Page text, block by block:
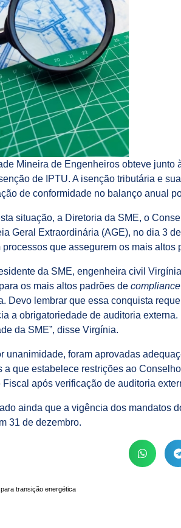
Mineira de Engenheiros obteve
de IPTU. A isenção tributária e
de conformidade no balanço anual
situação, a Diretoria da SME, o
Geral Extraordinária (AGE), no dia 3
processos que assegurem os mais
da SME, engenheira civil
os mais altos padrões de compliance
Devo lembrar que essa conquista
a obrigatoriedade de auditoria
da SME”, disse Virgínia.
unanimidade, foram aprovadas
a que estabelece restrições ao
após verificação de auditoria
ainda que a vigência dos mandatos
31 de dezembro.
transição energética